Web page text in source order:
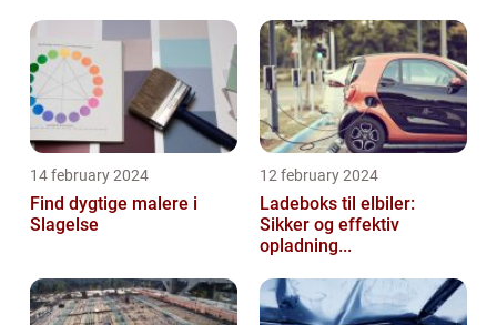
14 february 2024
Find dygtige malere i
Slagelse
12 february 2024
Ladeboks til elbiler:
Sikker og effektiv
opladning...